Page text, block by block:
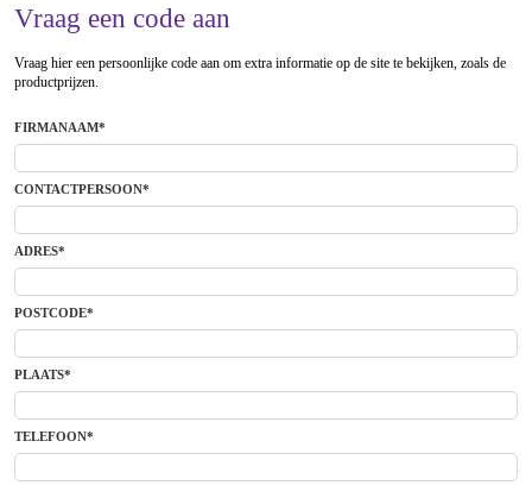
Vraag een code aan
Vraag hier een persoonlijke code aan om extra informatie op de site te bekijken, zoals de
productprijzen.
FIRMANAAM*
CONTACTPERSOON*
ADRES*
POSTCODE*
PLAATS*
TELEFOON*